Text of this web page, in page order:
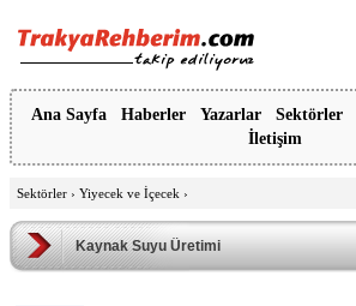
Ana Sayfa Haberler Yazarlar Sektörler
İletişim
Sektörler › Yiyecek ve İçecek ›
Kaynak Suyu Üretimi